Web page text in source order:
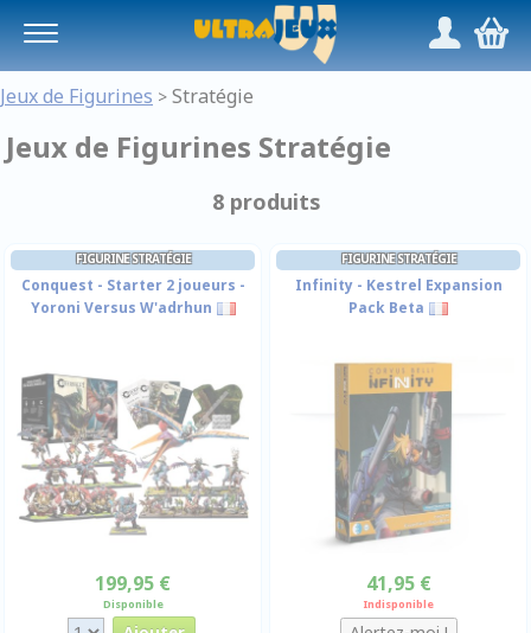
/,
Jeux de Figurines > Stratégie
Jeux de Figurines Stratégie
8 produits
FIGURINE STRATÉGIE
Conquest - Starter 2 joueurs -
Yoroni Versus W'adrhun
199,95 €
Disponible
FIGURINE STRATÉGIE
Infinity - Kestrel Expansion
Pack Beta
41,95 €
Indisponible